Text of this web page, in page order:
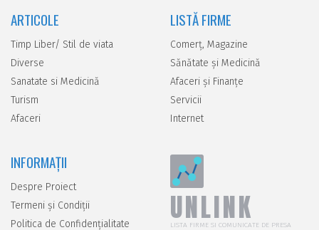
ARTICOLE
Timp Liber/ Stil de viata
Diverse
Sanatate si Medicină
Turism
Afaceri
LISTĂ FIRME
Comerţ, Magazine
Sănătate şi Medicină
Afaceri şi Finanţe
Servicii
Internet
INFORMAȚII
Despre Proiect
Termeni și Condiții
Politica de Confidențialitate
UNLINK
LISTA FIRME SI COMUNICATE DE PRESA